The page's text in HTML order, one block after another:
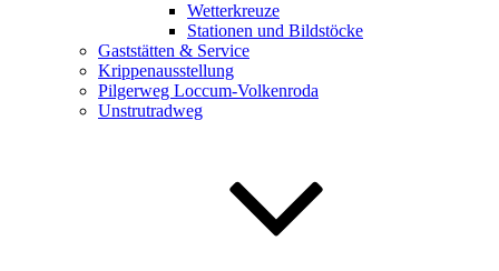
Wetterkreuze
Stationen und Bildstöcke
Gaststätten & Service
Krippenausstellung
Pilgerweg Loccum-Volkenroda
Unstrutradweg